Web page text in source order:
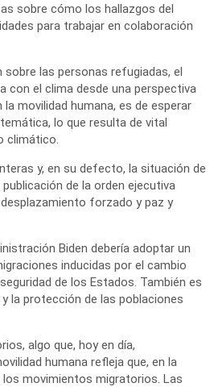
sobre cómo los hallazgos del
para trabajar en colaboración
las personas refugiadas, el
con el clima desde una perspectiva
movilidad humana, es de esperar
lo que resulta de vital
climático.
y, en su defecto, la situación de
de la orden ejecutiva
forzado y paz y
Biden debería adoptar un
inducidas por el cambio
de los Estados. También es
la protección de las poblaciones
algo que, hoy en día,
humana refleja que, en la
movimientos migratorios. Las